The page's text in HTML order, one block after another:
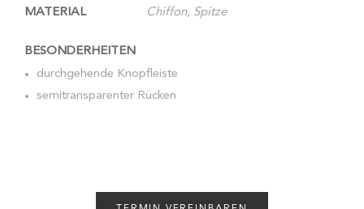
MATERIAL Chiffon, Spitze
BESONDERHEITEN
durchgehende Knopfleiste
semitransparenter Rücken